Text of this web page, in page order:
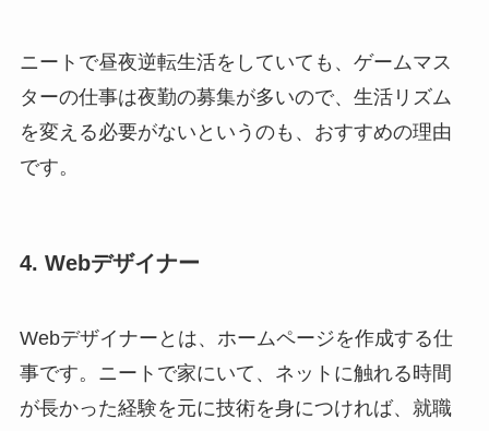
ニートで昼夜逆転生活をしていても、ゲームマス
ターの仕事は夜勤の募集が多いので、生活リズム
を変える必要がないというのも、おすすめの理由
です。
4. Webデザイナー
Webデザイナーとは、ホームページを作成する仕
事です。ニートで家にいて、ネットに触れる時間
が長かった経験を元に技術を身につければ、就職